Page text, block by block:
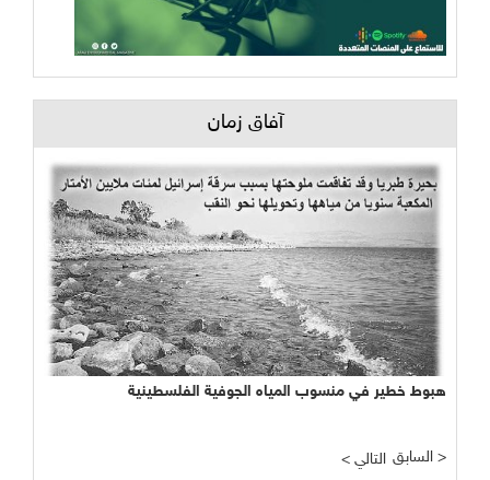
آفاق زمان
هبوط خطير في منسوب المياه الجوفية الفلسطينية
< التالي السابق >